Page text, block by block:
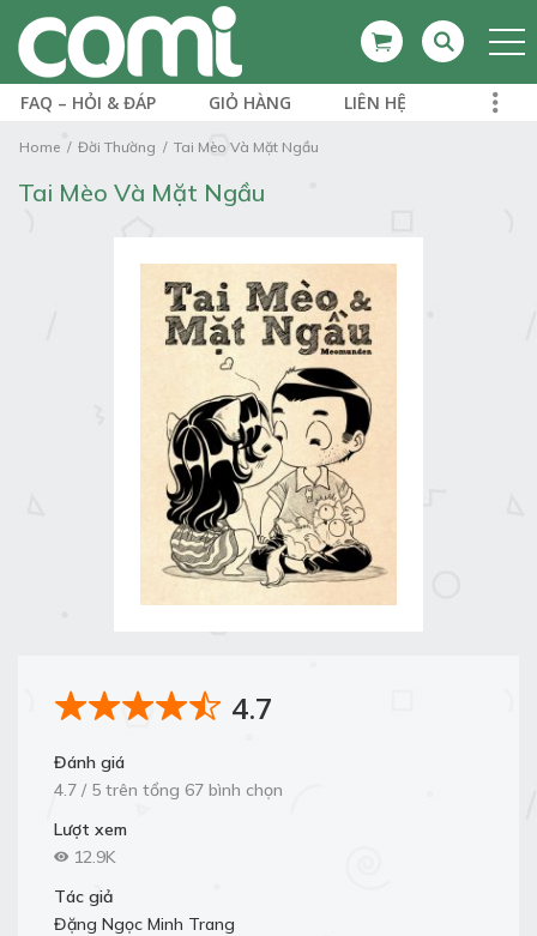
FAQ – HỎI & ĐÁP GIỎ HÀNG LIÊN HỆ
Home Đời Thường Tai Mèo Và Mặt Ngầu
Tai Mèo Và Mặt Ngầu
4.7
Đánh giá
4.7 / 5 trên tổng 67 bình chọn
Lượt xem
12.9K
Tác giả
Đặng Ngọc Minh Trang